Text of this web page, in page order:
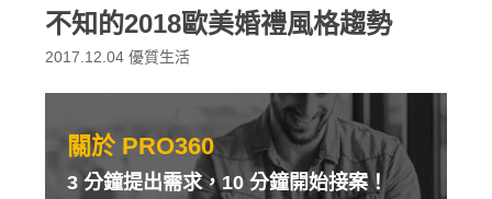
不知的2018歐美婚禮風格趨勢
2017.12.04 優質生活
關於 PRO360
3 分鐘提出需求，10 分鐘開始接案！